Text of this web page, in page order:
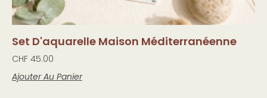
Set D'aquarelle Maison Méditerranéenne
CHF 45.00
Ajouter Au Panier